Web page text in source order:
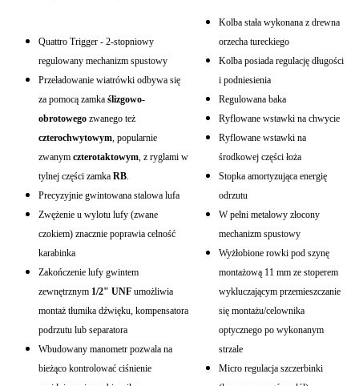
Quattro Trigger - 2-stopniowy
regulowany mechanizm spustowy
Przeładowanie wiatrówki odbywa się
za pomocą zamka ślizgowo-
obrotowego zwanego też
czterochwytowym, popularnie
zwanym czterotaktowym, z ryglami w
tylnej części zamka RB.
Precyzyjnie gwintowana stalowa lufa
Zwężenie u wylotu lufy (zwane
czokiem) znacznie poprawia celność
karabinka
Zakończenie lufy gwintem
zewnętrznym 1/2" UNF umożliwia
montaż tłumika dźwięku, kompensatora
podrzutu lub separatora
Wbudowany manometr pozwala na
bieżąco kontrolować ciśnienie
Kolba stała wykonana z drewna
orzecha tureckiego
Kolba posiada regulację długości
i podniesienia
Regulowana baka
Ryflowane wstawki na chwycie
Ryflowane wstawki na
środkowej części łoża
Stopka amortyzująca energię
odrzutu
W pełni metalowy złocony
mechanizm spustowy
Wyżłobione rowki pod szynę
montażową 11 mm ze stoperem
wykluczającym przemieszczanie
się montażu/celownika
optycznego po wykonanym
strzale
Micro regulacja szczerbinki